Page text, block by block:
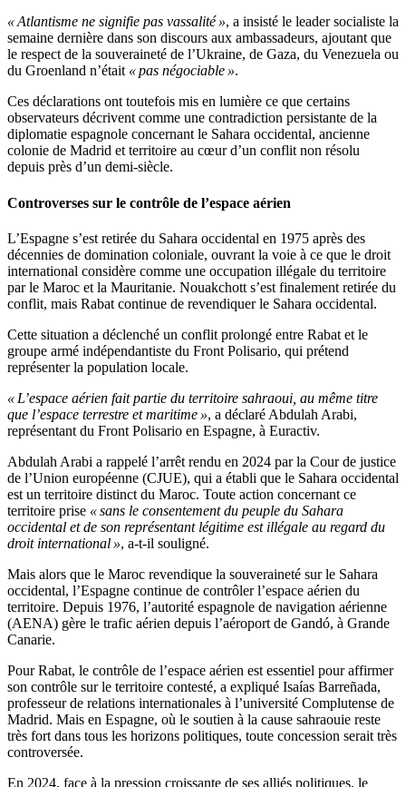
« Atlantisme ne signifie pas vassalité », a insisté le leader socialiste la
semaine dernière dans son discours aux ambassadeurs, ajoutant que
le respect de la souveraineté de l’Ukraine, de Gaza, du Venezuela ou
du Groenland n’était « pas négociable ».
Ces déclarations ont toutefois mis en lumière ce que certains
observateurs décrivent comme une contradiction persistante de la
diplomatie espagnole concernant le Sahara occidental, ancienne
colonie de Madrid et territoire au cœur d’un conflit non résolu
depuis près d’un demi-siècle.
Controverses sur le contrôle de l’espace aérien
L’Espagne s’est retirée du Sahara occidental en 1975 après des
décennies de domination coloniale, ouvrant la voie à ce que le droit
international considère comme une occupation illégale du territoire
par le Maroc et la Mauritanie. Nouakchott s’est finalement retirée du
conflit, mais Rabat continue de revendiquer le Sahara occidental.
Cette situation a déclenché un conflit prolongé entre Rabat et le
groupe armé indépendantiste du Front Polisario, qui prétend
représenter la population locale.
« L’espace aérien fait partie du territoire sahraoui, au même titre
que l’espace terrestre et maritime », a déclaré Abdulah Arabi,
représentant du Front Polisario en Espagne, à Euractiv.
Abdulah Arabi a rappelé l’arrêt rendu en 2024 par la Cour de justice
de l’Union européenne (CJUE), qui a établi que le Sahara occidental
est un territoire distinct du Maroc. Toute action concernant ce
territoire prise « sans le consentement du peuple du Sahara
occidental et de son représentant légitime est illégale au regard du
droit international », a-t-il souligné.
Mais alors que le Maroc revendique la souveraineté sur le Sahara
occidental, l’Espagne continue de contrôler l’espace aérien du
territoire. Depuis 1976, l’autorité espagnole de navigation aérienne
(AENA) gère le trafic aérien depuis l’aéroport de Gandó, à Grande
Canarie.
Pour Rabat, le contrôle de l’espace aérien est essentiel pour affirmer
son contrôle sur le territoire contesté, a expliqué Isaías Barreñada,
professeur de relations internationales à l’université Complutense de
Madrid. Mais en Espagne, où le soutien à la cause sahraouie reste
très fort dans tous les horizons politiques, toute concession serait très
controversée.
En 2024, face à la pression croissante de ses alliés politiques, le